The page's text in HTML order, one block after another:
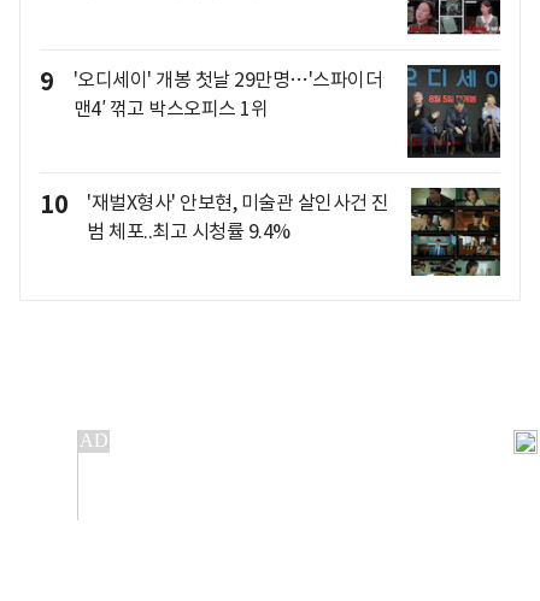
9
'오디세이' 개봉 첫날 29만명…'스파이더
맨4′ 꺾고 박스오피스 1위
10
'재벌X형사' 안보현, 미술관 살인사건 진
범 체포..최고 시청률 9.4%